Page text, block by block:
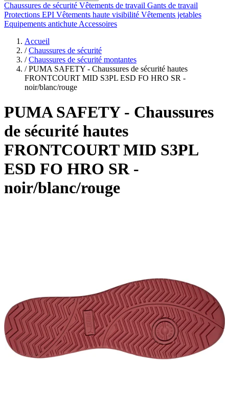
Chaussures de sécurité Vêtements de travail Gants de travail
Protections EPI Vêtements haute visibilité Vêtements jetables
Equipements antichute Accessoires
Accueil
/ Chaussures de sécurité
/ Chaussures de sécurité montantes
/ PUMA SAFETY - Chaussures de sécurité hautes
FRONTCOURT MID S3PL ESD FO HRO SR -
noir/blanc/rouge
PUMA SAFETY- Chaussures
de sécurité hautes
FRONTCOURT MID S3PL
ESD FO HRO SR -
noir/blanc/rouge